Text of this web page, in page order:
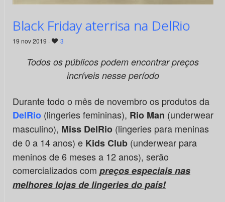
Black Friday aterrisa na DelRio
19 nov 2019 · 3
Todos os públicos podem encontrar preços
incríveis nesse período
Durante todo o mês de novembro os produtos da
DelRio (lingeries femininas), Rio Man (underwear
masculino), Miss DelRio(lingeries para meninas
de 0 a 14 anos) e Kids Club(underwear para
meninos de 6 meses a 12 anos), serão
comercializados com preços especiais nas
melhores lojas de lingeries do país!